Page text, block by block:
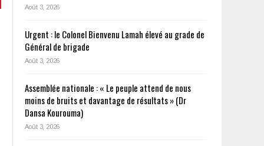
Août 3, 2026
Urgent : le Colonel Bienvenu Lamah élevé au grade de
Général de brigade
Août 3, 2026
Assemblée nationale : « Le peuple attend de nous
moins de bruits et davantage de résultats » (Dr
Dansa Kourouma)
Août 3, 2026